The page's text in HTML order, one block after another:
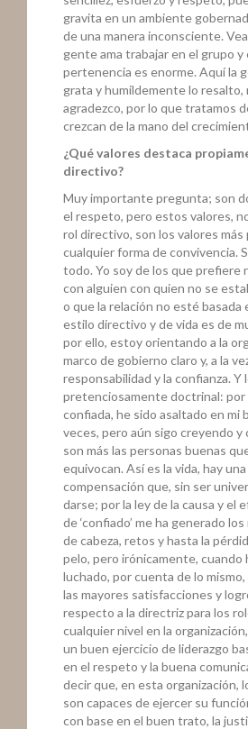
gravita en un ambiente
de una manera inconsciente.
gente ama trabajar en el grupo
pertenencia es enorme. Aquí la
grata y humildemente lo resalto,
agradezco, por lo que tratamos
crezcan de la mano del
¿Qué valores destaca
directivo?
Muy importante pregunta; son
el respeto, pero estos valores,
rol directivo, son los valores más
cualquier forma de convivencia.
todo. Yo soy de los que prefiere
con alguien con quien no se
o que la relación no esté basada
estilo directivo y de vida es de
por ello, estoy orientando a la
marco de gobierno claro y, a la
responsabilidad y la confianza. Y
pretenciosamente doctrinal: por
confiada, he sido asaltado en mi
veces, pero aún sigo creyendo y
son más las personas buenas
equivocan. Así es la vida, hay
compensación que, sin ser
darse; por la ley de la causa y el
de ‘confiado’ me ha generado
de cabeza, retos y hasta la
pelo, pero irónicamente, cuando
luchado, por cuenta de lo
las mayores satisfacciones y
respecto a la directriz para los
cualquier nivel en la
un buen ejercicio de liderazgo
en el respeto y la buena
decir que, en esta organización,
son capaces de ejercer su
con base en el buen trato, la